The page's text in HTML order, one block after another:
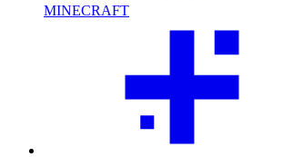
MINECRAFT